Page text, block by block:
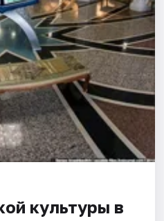
культуры в